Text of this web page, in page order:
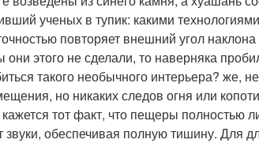
ученых в тупик: какими
повторяет внешний угол
они этого не сделали, то наверняка
такого необычного интерьера? же,
но никаких следов огня или
тот факт, что пещеры полностью
обеспечивая полную тишину. Для